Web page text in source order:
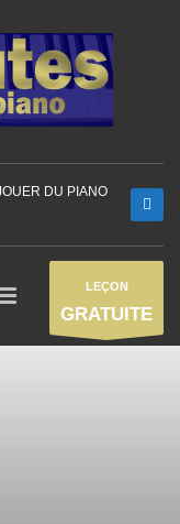
DU PIANO
LEÇON
GRATUITE